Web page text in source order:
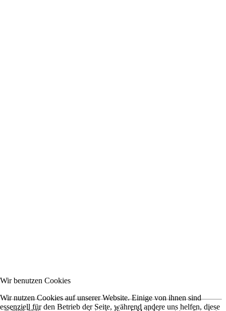
Wir benutzen Cookies
Wir nutzen Cookies auf unserer Website. Einige von ihnen sind
essenziell für den Betrieb der Seite, während andere uns helfen, diese